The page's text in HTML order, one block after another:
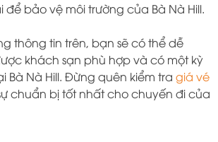
bảo vệ môi trường của Bà Nà Hill.
thông tin trên, bạn sẽ có thể dễ
khách sạn phù hợp và có một kỳ
Bà Nà Hill. Đừng quên kiểm tra giá vé
chuẩn bị tốt nhất cho chuyến đi của